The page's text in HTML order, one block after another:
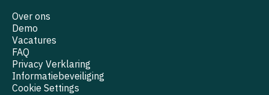
Over ons
Demo
Vacatures
FAQ
Privacy Verklaring
Informatiebeveiliging
Cookie Settings